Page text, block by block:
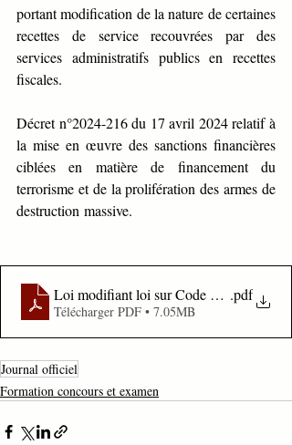
portant modification de la nature de certaines
recettes de service recouvrées par des
services administratifs publics en recettes
fiscales.
Décret n°2024-216 du 17 avril 2024 relatif à
la mise en œuvre des sanctions financières
ciblées en matière de financement du
terrorisme et de la prolifération des armes de
destruction massive.
Loi modifiant loi sur Code de Procédure
.pdf
Télécharger PDF • 7.05MB
Journal officiel
Formation concours et examen